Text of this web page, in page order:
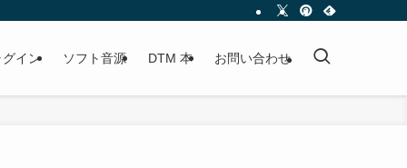
イン ソフト音源 DTM 本 お問い合わせ